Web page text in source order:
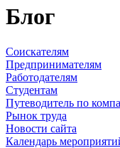
Блог
Соискателям
Предпринимателям
Работодателям
Студентам
Путеводитель по
Рынок труда
Новости сайта
Календарь